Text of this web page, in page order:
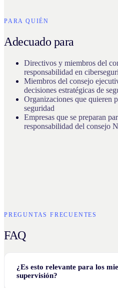
PARA QUIÉN
Adecuado para
Directivos y miembros del
responsabilidad en
Miembros del consejo
decisiones estratégicas de
Organizaciones que quieren
seguridad
Empresas que se preparan
responsabilidad del consejo
PREGUNTAS FRECUENTES
FAQ
¿Es esto relevante para los
supervisión?